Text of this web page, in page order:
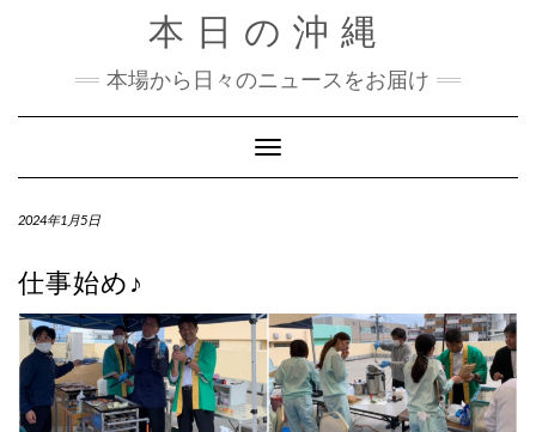
本日の沖縄
本場から日々のニュースをお届け
Toggle Navigation
2024年1月5日
仕事始め♪